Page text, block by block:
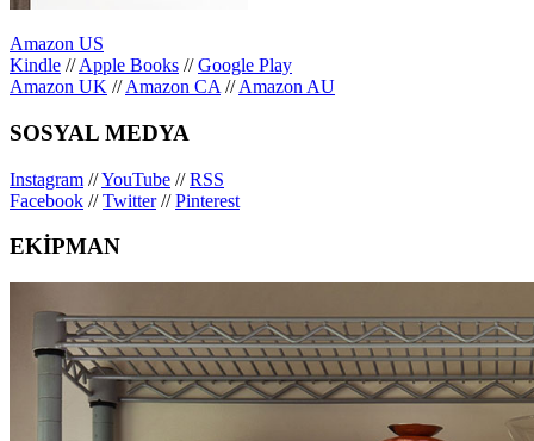
Amazon US
Kindle //Apple Books //Google Play
Amazon UK //Amazon CA //Amazon AU
SOSYAL MEDYA
Instagram //YouTube //RSS
Facebook //Twitter//Pinterest
EKİPMAN